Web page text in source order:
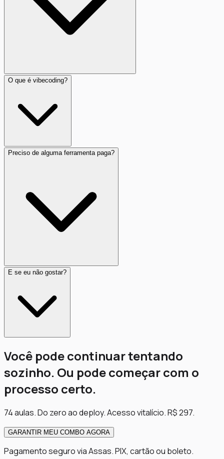
O que é vibecoding?
Preciso de alguma ferramenta paga?
E se eu não gostar?
Você pode continuar tentando
sozinho. Ou pode começar com o
processo certo.
74 aulas. Do zero ao deploy. Acesso vitalício. R$ 297.
GARANTIR MEU COMBO AGORA
Pagamento seguro via Assas. PIX, cartão ou boleto.